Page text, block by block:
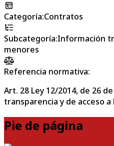
Categoría:Contratos
Subcategoría:Información
menores
Referencia normativa:
Art. 28 Ley 12/2014, de 26
transparencia y de acceso
Pie de página